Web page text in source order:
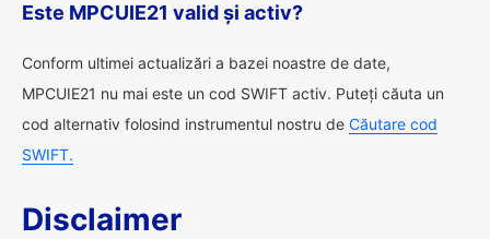
Este MPCUIE21 valid și activ?
Conform ultimei actualizări a bazei noastre de date,
MPCUIE21 nu mai este un cod SWIFT activ. Puteți căuta un
cod alternativ folosind instrumentul nostru de Căutare cod
SWIFT.
Disclaimer